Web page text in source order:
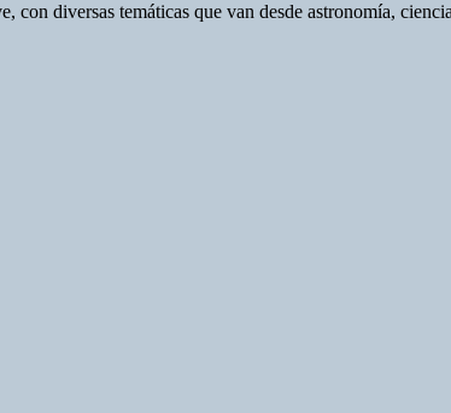
con diversas temáticas que van desde astronomía,